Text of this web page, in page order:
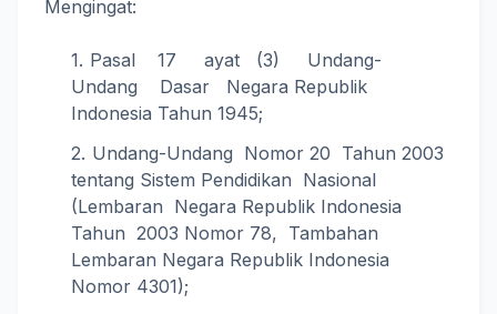
Mengingat:
Pasal 17 ayat (3) Undang-
Undang Dasar Negara Republik
Indonesia Tahun 1945;
Undang-Undang Nomor 20 Tahun 2003
tentang Sistem Pendidikan Nasional
(Lembaran Negara Republik Indonesia
Tahun 2003 Nomor 78, Tambahan
Lembaran Negara Republik Indonesia
Nomor 4301);